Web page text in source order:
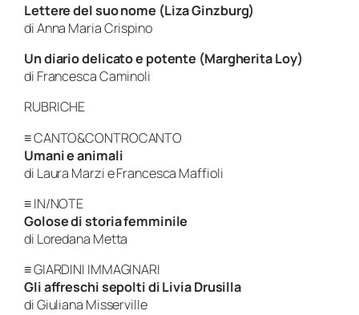
Lettere del suo nome (Liza Ginzburg)
di Anna Maria Crispino
Un diario delicato e potente (Margherita Loy)
di Francesca Caminoli
RUBRICHE
≡ CANTO&CONTROCANTO
Umani e animali
di Laura Marzi e Francesca Maffioli
≡ IN/NOTE
Golose di storia femminile
di Loredana Metta
≡ GIARDINI IMMAGINARI
Gli affreschi sepolti di Livia Drusilla
di Giuliana Misserville